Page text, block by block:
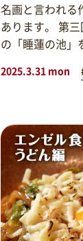
名画と言われる
あります。 第
の「睡蓮の池」
2025.3.31 mon